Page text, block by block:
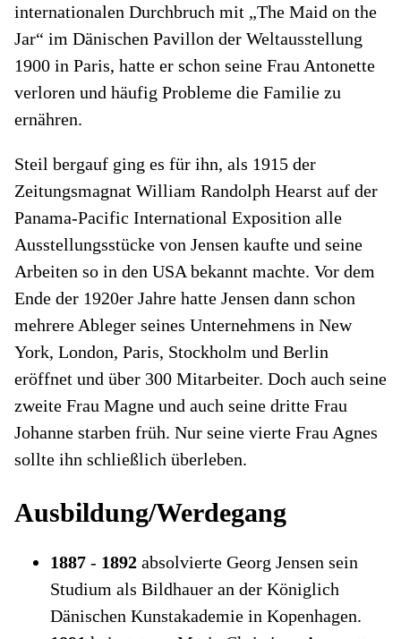
internationalen Durchbruch mit „The Maid on the
Jar“ im Dänischen Pavillon der Weltausstellung
1900 in Paris, hatte er schon seine Frau Antonette
verloren und häufig Probleme die Familie zu
ernähren.
Steil bergauf ging es für ihn, als 1915 der
Zeitungsmagnat William Randolph Hearst auf der
Panama-Pacific International Exposition alle
Ausstellungsstücke von Jensen kaufte und seine
Arbeiten so in den USA bekannt machte. Vor dem
Ende der 1920er Jahre hatte Jensen dann schon
mehrere Ableger seines Unternehmens in New
York, London, Paris, Stockholm und Berlin
eröffnet und über 300 Mitarbeiter. Doch auch seine
zweite Frau Magne und auch seine dritte Frau
Johanne starben früh. Nur seine vierte Frau Agnes
sollte ihn schließlich überleben.
Ausbildung/Werdegang
1887 - 1892 absolvierte Georg Jensen sein
Studium als Bildhauer an der Königlich
Dänischen Kunstakademie in Kopenhagen.